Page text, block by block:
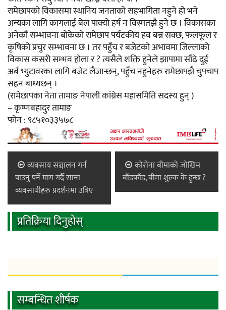
रामेछापको विकासमा स्थानिय जनताको सहभागिता नहुने हो भने
अन्यका लागि कागलाई बेल पाक्यो हर्ष न विस्मतझै हुने छ । विकासका
अनेकौं सम्भावना बोकेको रामेछाप पर्यटकीय हव बन्न सक्छ, फलफूल र
कृषिको प्रचुर सम्भावना छ । तर पहुँच र बजेटको अभावमा जिल्लाको
विकास कसरी सम्भव होला र ? त्यसैले शक्ति हुनेले झापामा साँढे दुई
अर्ब भ्युटावरका लागि बजेट लैजान्छन्, पहुँच नहुनेहरु रामेछापझै चुपचाप
सहन बाध्यछन् ।
(रामेछापका नेता तामाङ नेपाली कांग्रेस महासमिति सदस्य हुन् )
– कृष्णबहादुर तामाङ
फोन : ९८५१०३३५७८
व्यवसाय सञ्चालन गर्न
पाउनु पर्ने माग गर्दै साना
व्यवसायीहरु प्रदर्शनमा उत्रिए
कोरोना बीमाको जोखिम
बाँडफाँड, बीमा शुल्क के हुन्छ ?
प्रतिक्रिया दिनुहोस्
सम्बन्धित शीर्षक